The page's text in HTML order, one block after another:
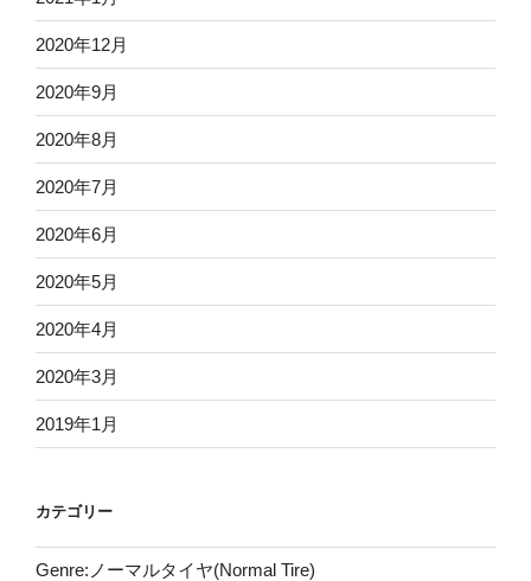
2020年12月
2020年9月
2020年8月
2020年7月
2020年6月
2020年5月
2020年4月
2020年3月
2019年1月
カテゴリー
Genre:ノーマルタイヤ(Normal Tire)